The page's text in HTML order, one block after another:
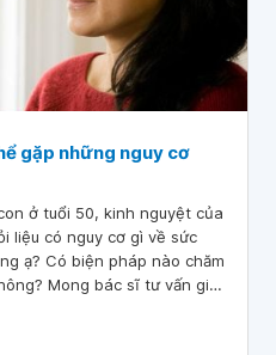
gặp những nguy cơ
ở tuổi 50, kinh nguyệt của
liệu có nguy cơ gì về sức
ạ? Có biện pháp nào chăm
Mong bác sĩ tư vấn giúp